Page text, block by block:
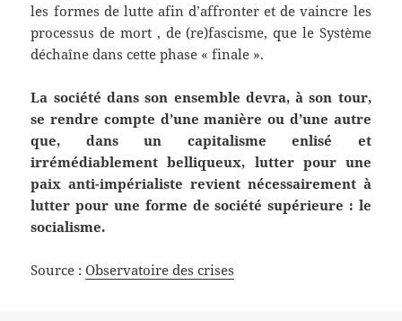
les formes de lutte afin d’affronter et de vaincre les
processus de mort , de (re)fascisme, que le Système
déchaîne dans cette phase « finale ».
La société dans son ensemble devra, à son tour,
se rendre compte d’une manière ou d’une autre
que, dans un capitalisme enlisé et
irrémédiablement belliqueux, lutter pour une
paix anti-impérialiste revient nécessairement à
lutter pour une forme de société supérieure : le
socialisme.
Source :Observatoire des crises